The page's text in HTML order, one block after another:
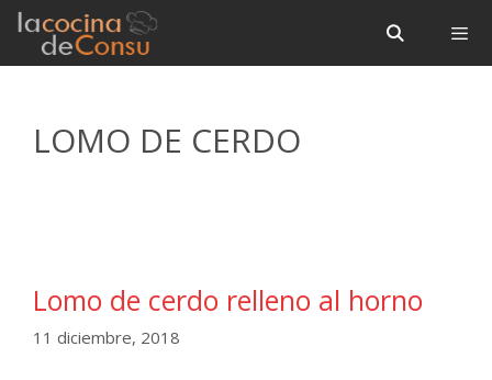
Saltar
contenido
Saltar
contenido
LOMO DE CERDO
Lomo de cerdo relleno al horno
11 diciembre, 2018